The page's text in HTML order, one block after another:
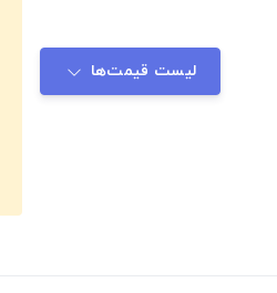
لیست قیمت‌ها